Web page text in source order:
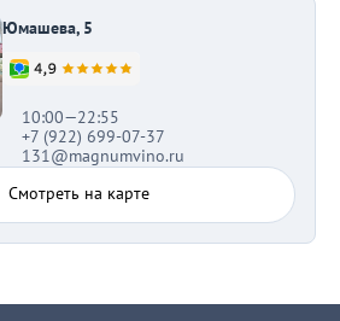
Юмашева, 5
10:00—22:55
+7 (922) 699-07-37
131@magnumvino.ru
Смотреть на карте